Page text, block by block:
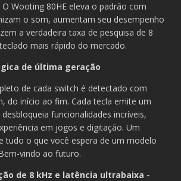
Wooting 80HE eleva o padrão com
o som, aumentam seu desempenho
a verdadeira taxa de pesquisa de 8
mais rápido do mercado.
de última geração
de cada switch é detectado com
do início ao fim. Cada tecla emite um
funcionalidades incríveis,
em jogos e digitação. Um
tudo o que você espera de um modelo
vindo ao futuro.
de 8 kHz e latência ultrabaixa -